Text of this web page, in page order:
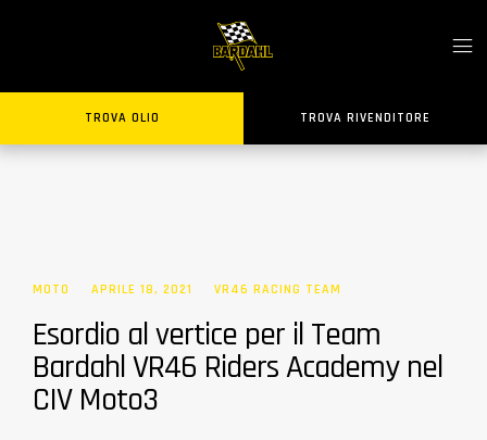
TROVA OLIO TROVA RIVENDITORE
MOTO APRILE 18, 2021 VR46 RACING TEAM
Esordio al vertice per il Team
Bardahl VR46 Riders Academy nel
CIV Moto3